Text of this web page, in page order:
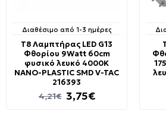
Διαθέσιμο από 1-3 ημέρες
T8 Λαμπτήρας LED G13
Φθορίου 9Watt 60cm
φυσικό λευκό 4000Κ
NANO-PLASTIC SMD V-TAC
216393
3,75€
4,21€